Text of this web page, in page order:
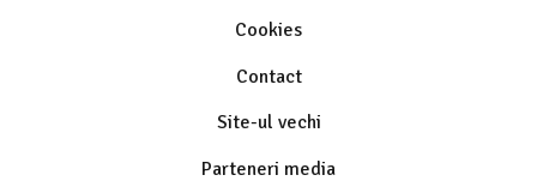
Cookies
Contact
Site-ul vechi
Parteneri media